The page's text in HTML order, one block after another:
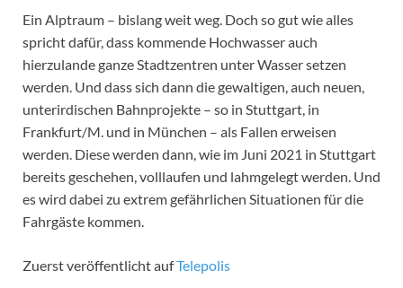
Ein Alptraum – bislang weit weg. Doch so gut wie alles
spricht dafür, dass kommende Hochwasser auch
hierzulande ganze Stadtzentren unter Wasser setzen
werden. Und dass sich dann die gewaltigen, auch neuen,
unterirdischen Bahnprojekte – so in Stuttgart, in
Frankfurt/M. und in München – als Fallen erweisen
werden. Diese werden dann, wie im Juni 2021 in Stuttgart
bereits geschehen, volllaufen und lahmgelegt werden. Und
es wird dabei zu extrem gefährlichen Situationen für die
Fahrgäste kommen.
Zuerst veröffentlicht aufTelepolis